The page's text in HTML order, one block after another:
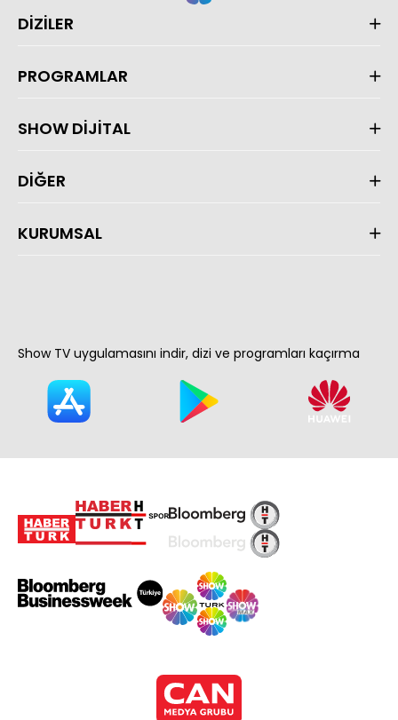
DİZİLER
PROGRAMLAR
SHOW DİJİTAL
DİĞER
KURUMSAL
Show TV uygulamasını indir, dizi ve programları kaçırma